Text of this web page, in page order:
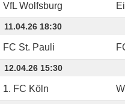
VfL Wolfsburg
11.04.26 18:30
FC St. Pauli
12.04.26 15:30
1. FC Köln